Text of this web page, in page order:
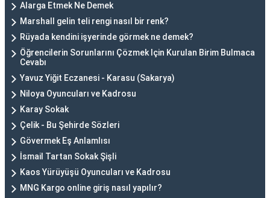
Alarga Etmek Ne Demek
Marshall gelin teli rengi nasıl bir renk?
Rüyada kendini işyerinde görmek ne demek?
Öğrencilerin Sorunlarını Çözmek Için Kurulan Birim Bulmaca
Cevabı
Yavuz Yiğit Eczanesi - Karasu (Sakarya)
Niloya Oyuncuları ve Kadrosu
Karay Sokak
Çelik - Bu Şehirde Sözleri
Gövermek Eş Anlamlısı
İsmail Tartan Sokak Şişli
Kaos Yürüyüşü Oyuncuları ve Kadrosu
MNG Kargo online giriş nasıl yapılır?